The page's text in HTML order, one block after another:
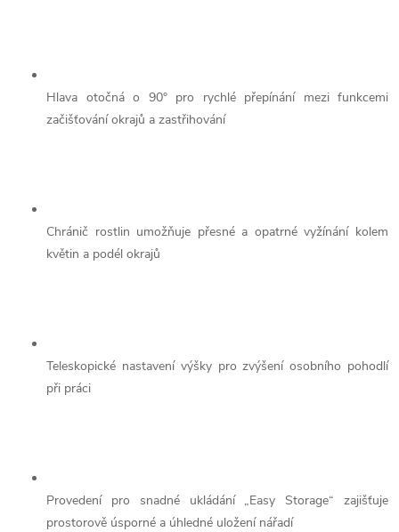
Hlava otočná o 90° pro rychlé přepínání mezi funkcemi
začišťování okrajů a zastřihování
Chránič rostlin umožňuje přesné a opatrné vyžínání kolem
květin a podél okrajů
Teleskopické nastavení výšky pro zvýšení osobního pohodlí
při práci
Provedení pro snadné ukládání „Easy Storage“ zajišťuje
prostorově úsporné a úhledné uložení nářadí